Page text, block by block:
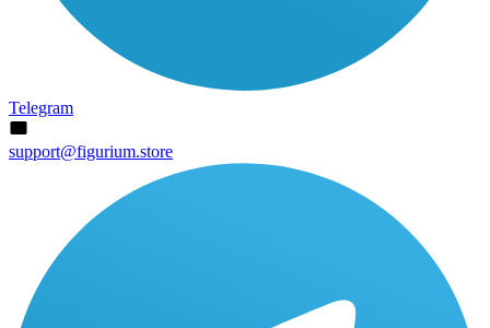
Telegram
support@figurium.store